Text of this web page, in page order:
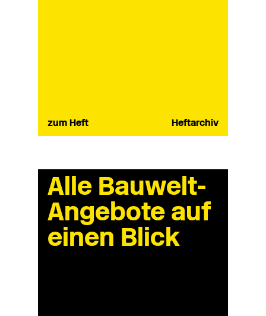
zum Heft Heftarchiv
Alle Bauwelt-
Angebote auf
einen Blick